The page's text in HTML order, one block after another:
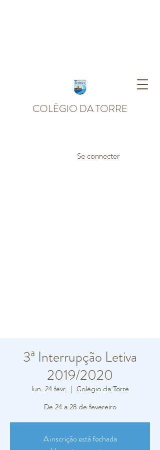
COLÉGIO DA TORRE
Se connecter
3ª Interrupção Letiva
2019/2020
lun. 24 févr.
  |
Colégio da Torre
De 24 a 28 de fevereiro
A inscrição está fechada